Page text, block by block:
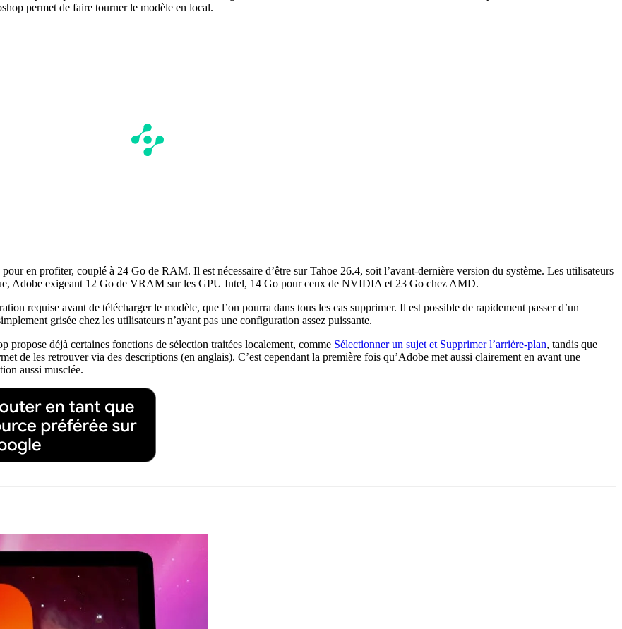
permet de faire tourner le modèle en local.
en profiter, couplé à 24 Go de RAM. Il est nécessaire d’être sur Tahoe 26.4, soit l’avant-dernière version du système. Les utilisateurs
Adobe exigeant 12 Go de VRAM sur les GPU Intel, 14 Go pour ceux de NVIDIA et 23 Go chez AMD.
requise avant de télécharger le modèle, que l’on pourra dans tous les cas supprimer. Il est possible de rapidement passer d’un
grisée chez les utilisateurs n’ayant pas une configuration assez puissante.
propose déjà certaines fonctions de sélection traitées localement, comme Sélectionner un sujet et Supprimer l’arrière-plan, tandis que
de les retrouver via des descriptions (en anglais). C’est cependant la première fois qu’Adobe met aussi clairement en avant une
aussi musclée.